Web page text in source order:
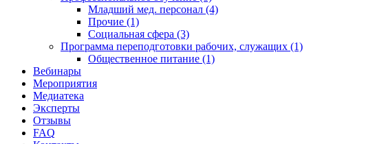
Младший мед. персонал (4)
Прочие (1)
Социальная сфера (3)
Программа переподготовки рабочих, служащих (1)
Общественное питание (1)
Вебинары
Мероприятия
Медиатека
Эксперты
Отзывы
FAQ